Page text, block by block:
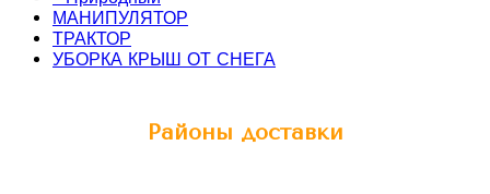
МАНИПУЛЯТОР
ТРАКТОР
УБОРКА КРЫШ ОТ СНЕГА
Районы доставки